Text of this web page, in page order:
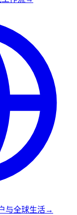
与全球生活→